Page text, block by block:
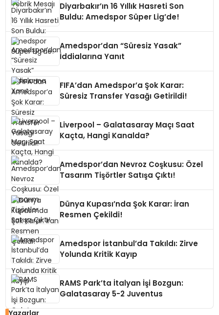
Diyarbakır’ın 16 Yıllık Hasreti Son
Buldu: Amedspor Süper Lig’de!
Amedspor’dan “Süresiz Yasak”
İddialarına Yanıt
FIFA’dan Amedspor’a Şok Karar:
Süresiz Transfer Yasağı Getirildi!
Liverpool – Galatasaray Maçı Saat
Kaçta, Hangi Kanalda?
Amedspor’dan Nevroz Coşkusu: Özel
Tasarım Tişörtler Satışa Çıktı!
Dünya Kupası’nda Şok Karar: İran
Resmen Çekildi!
Amedspor İstanbul’da Takıldı: Zirve
Yolunda Kritik Kayıp
RAMS Park’ta İtalyan İşi Bozgun:
Galatasaray 5-2 Juventus
Yazarlar